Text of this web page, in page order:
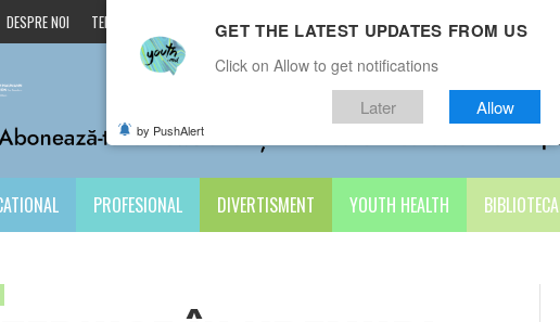
DESPRE NOI TERMENI ȘI CONDIȚII CONTACTE
PROFESIONAL DIVERTISMENT YOUTH HEALTH BIBLIOTECA
GET THE LATEST UPDATES FROM US
Click on Allow to get notifications
Later Allow
by PushAlert